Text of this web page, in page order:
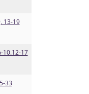
13-19
10.12-17
33